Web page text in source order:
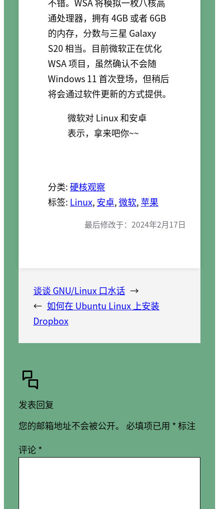
通处理器，拥有 4GB 或者 6GB
的内存，分数与三星 Galaxy
S20 相当。目前微软正在优化
WSA 项目，虽然确认不会随
Windows 11 首次登场，但稍后
将会通过软件更新的方式提供。
微软对 Linux 和安卓
表示，拿来吧你~~
分类:硬核观察
标签: Linux, 安卓, 微软, 苹果
最后修改于： 2024年2月17日
谈谈 GNU/Linux 口水话 →
← 如何在 Ubuntu Linux 上安装
Dropbox
发表回复
您的邮箱地址不会被公开。
必填项已用 *标注
评论*